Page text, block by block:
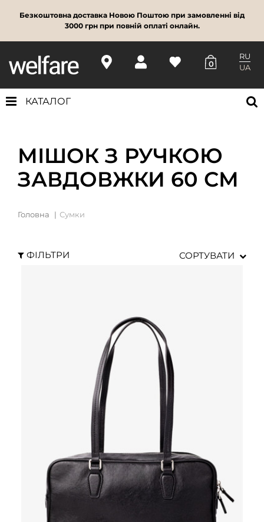
Безкоштовна доставка Новою Поштою при замовленні від
3000 грн при повній оплаті онлайн.
0
RU
UA
КАТАЛОГ
МІШОК З РУЧКОЮ
ЗАВДОВЖКИ 60 СМ
Головна Сумки
ФІЛЬТРИ СОРТУВАТИ